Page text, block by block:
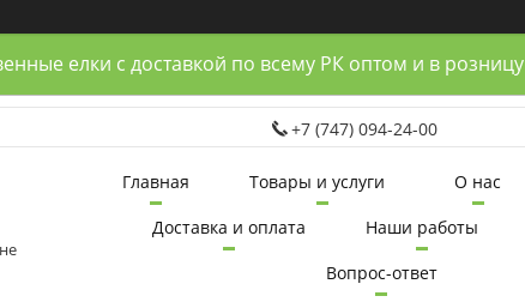
елки с доставкой по всему РК оптом и в розницу
+7 (747) 094-24-00
Главная Товары и услуги О нас
Доставка и оплата
Наши работы
Вопрос-ответ